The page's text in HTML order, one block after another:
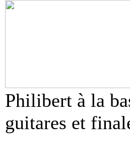
Philibert à la
guitares et